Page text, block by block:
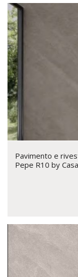
Pavimento e
Pepe R10 by